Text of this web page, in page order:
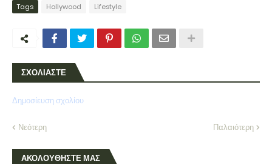
Tags Hollywood Lifestyle
ΣΧΟΛΙΑΣΤΕ
Δημοσίευση σχολίου
Νεότερη Παλαιότερη
ΑΚΟΛΟΥΘΗΣΤΕ ΜΑΣ